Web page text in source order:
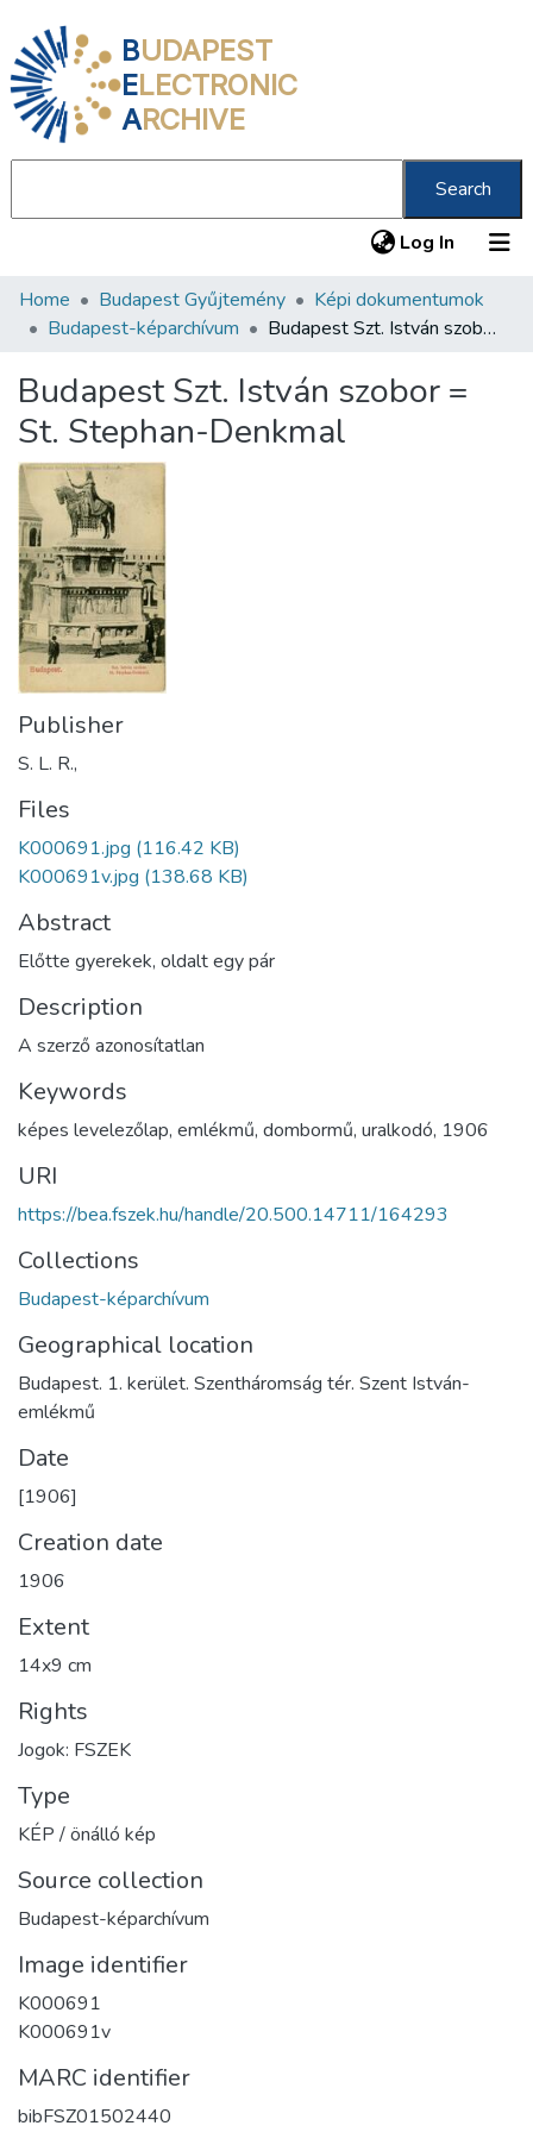
BUDAPEST
ELECTRONIC
ARCHIVE
Search
Log In (current)
Communities & Collections
Statistics
About us
Home Budapest Gyűjtemény
Képi dokumentumok
Budapest-képarchívum
Budapest Szt. István szobor = St. Stephan-Denkmal
Budapest Szt. István szobor =
St. Stephan-Denkmal
Publisher
S. L. R.,
Files
K000691.jpg (116.42 KB)
K000691v.jpg (138.68 KB)
Abstract
Előtte gyerekek, oldalt egy pár
Description
A szerző azonosítatlan
Keywords
képes levelezőlap, emlékmű, dombormű, uralkodó, 1906
URI
https://bea.fszek.hu/handle/20.500.14711/164293
Collections
Budapest-képarchívum
Geographical location
Budapest. 1. kerület. Szentháromság tér. Szent István-
emlékmű
Date
[1906]
Creation date
1906
Extent
14x9 cm
Rights
Jogok: FSZEK
Type
KÉP / önálló kép
Source collection
Budapest-képarchívum
Image identifier
K000691
K000691v
MARC identifier
bibFSZ01502440